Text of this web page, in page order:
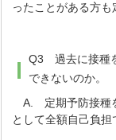
ったことがある方も
Q3 過去に接種
できないのか。
A. 定期予防接種
として全額自己負担